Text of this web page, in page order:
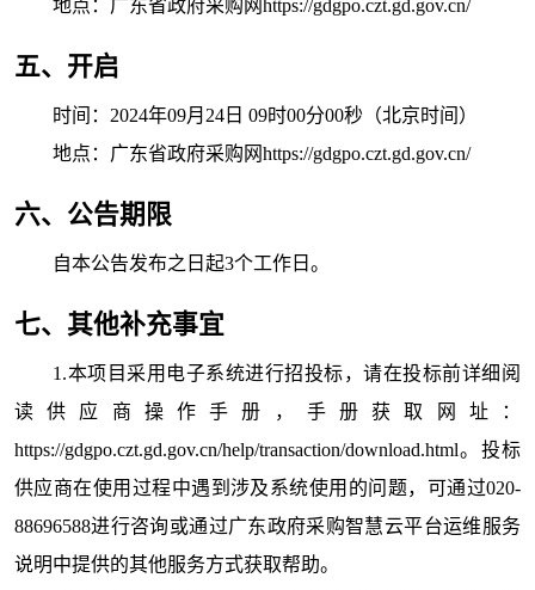
地点： 广东省政府采购网https://gdgpo.czt.gd.gov.cn/
五、开启
时间： 2024年09月24日 09时00分00秒 （北京时间）
地点： 广东省政府采购网https://gdgpo.czt.gd.gov.cn/
六、公告期限
自本公告发布之日起3个工作日。
七、其他补充事宜
1.本项目采用电子系统进行招投标，请在投标前详细阅
读供应商操作手册，手册获取网址：
https://gdgpo.czt.gd.gov.cn/help/transaction/download.html。投标
供应商在使用过程中遇到涉及系统使用的问题，可通过020-
88696588进行咨询或通过广东政府采购智慧云平台运维服务
说明中提供的其他服务方式获取帮助。